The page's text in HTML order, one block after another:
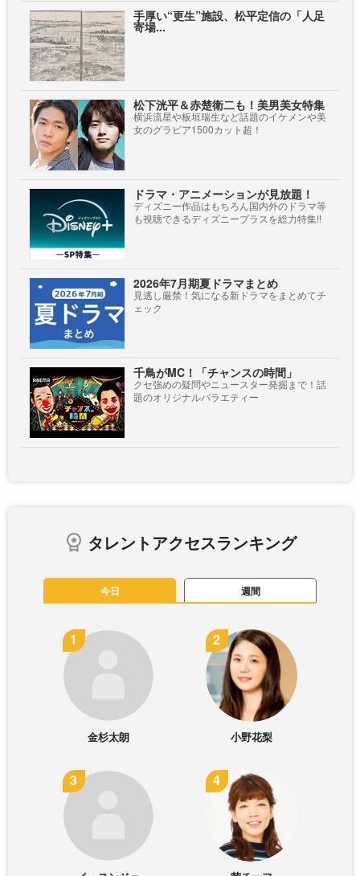
手厚い“更生”施設、松平定信の「人足
寄場...
松下洸平＆赤楚衛二も！美男美女特集
横浜流星や板垣瑞生など話題のイケメンや美
女のグラビア1500カット超！
ドラマ・アニメーションが見放題！
ディズニー作品はもちろん国内外のドラマ等
も視聴できるディズニープラスを総力特集!!
2026年7月期夏ドラマまとめ
見逃し厳禁！気になる新ドラマをまとめてチ
ェック
千鳥がMC！「チャンスの時間」
クセ強めの疑問やニュースター発掘まで！話
題のオリジナルバラエティー
タレントアクセスランキング
今日 週間
金杉太朗 小野花梨